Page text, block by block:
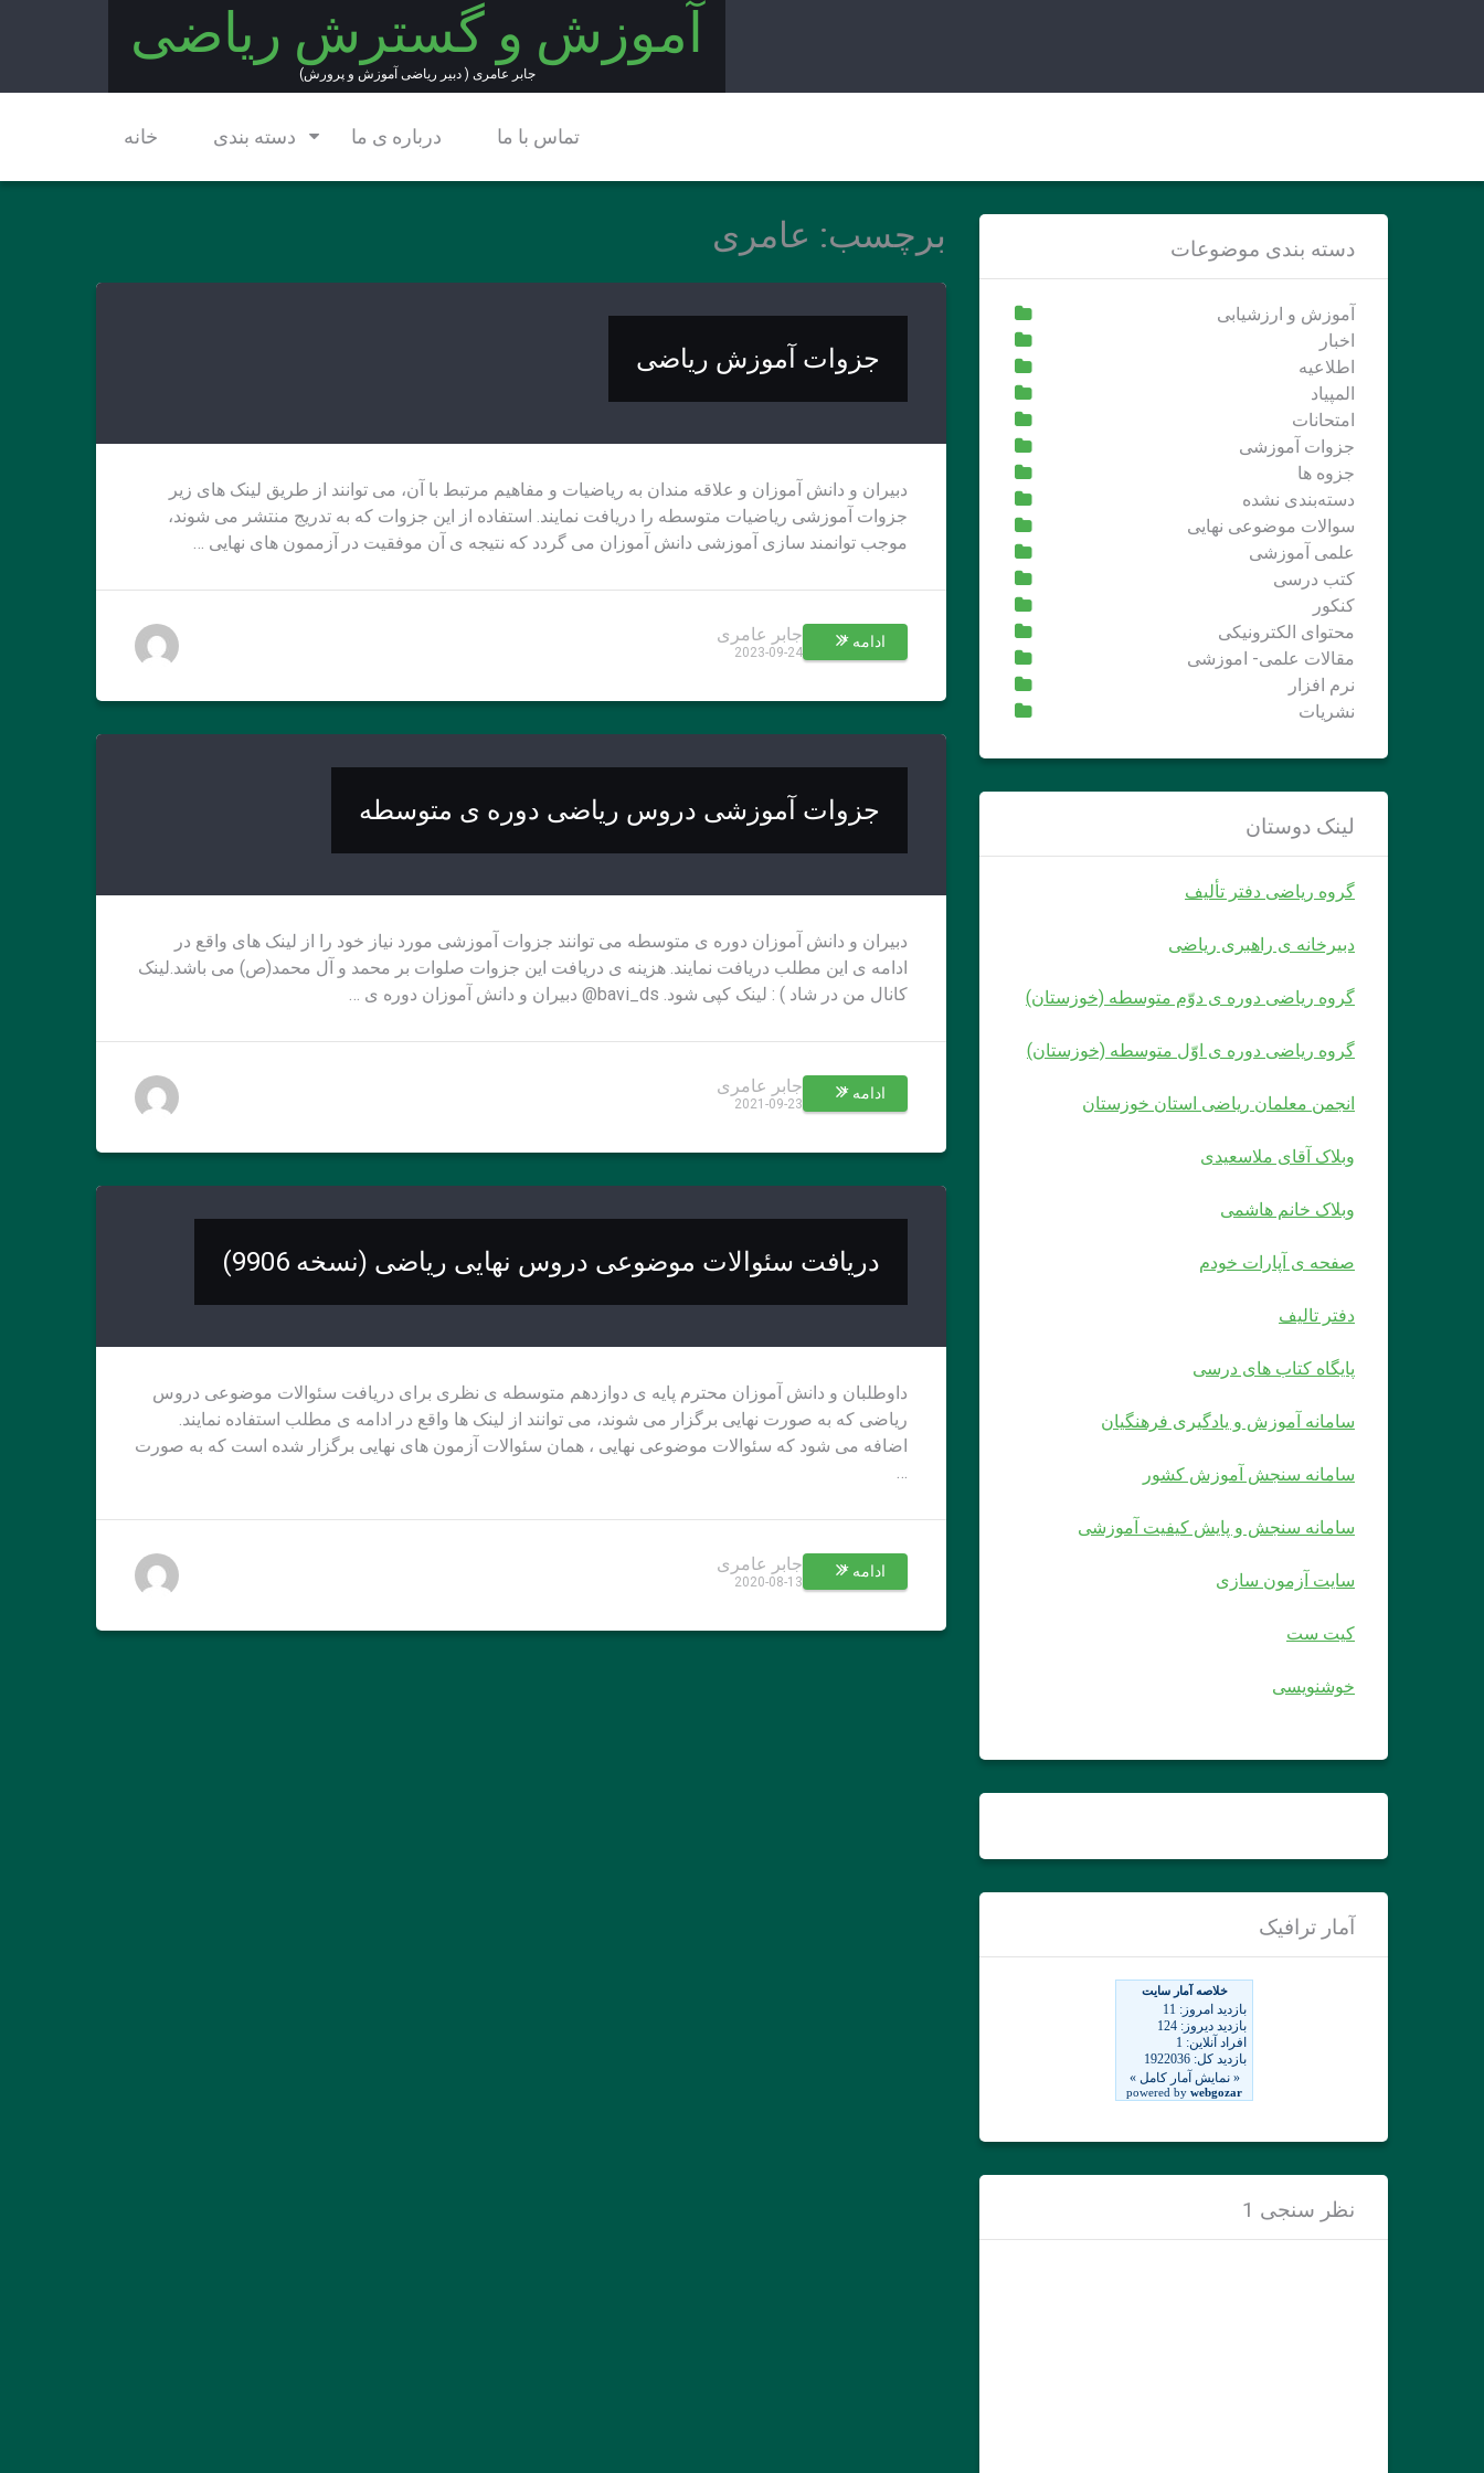
آموزش و گسترش ریاضی
جابر عامری ( دبیر ریاضی آموزش و پرورش)
خانه دسته بندی درباره ی ما تماس با ما
برچسب: عامری
جزوات آموزش ریاضی
دبیران و دانش آموزان و علاقه مندان به ریاضیات و مفاهیم مرتبط با آن، می توانند از طریق لینک های زیر
جزوات آموزشی ریاضیات متوسطه را دریافت نمایند. استفاده از این جزوات که به تدریج منتشر می شوند،
موجب توانمند سازی آموزشی دانش آموزان می گردد که نتیجه ی آن موفقیت در آزممون های نهایی …
ادامه * جابر عامری
2023-09-24
جزوات آموزشی دروس ریاضی دوره ی متوسطه
دبیران و دانش آموزان دوره ی متوسطه می توانند جزوات آموزشی مورد نیاز خود را از لینک های واقع در
ادامه ی این مطلب دریافت نمایند. هزینه ی دریافت این جزوات صلوات بر محمد و آل محمد(ص) می باشد.لینک
کانال من در شاد ) : لینک کپی شود. bavi_ds@ دبیران و دانش آموزان دوره ی …
ادامه * جابر عامری
2021-09-23
دریافت سئوالات موضوعی دروس نهایی ریاضی (نسخه 9906)
داوطلبان و دانش آموزان محترم پایه ی دوازدهم متوسطه ی نظری برای دریافت سئوالات موضوعی دروس
ریاضی که به صورت نهایی برگزار می شوند، می توانند از لینک ها واقع در ادامه ی مطلب استفاده نمایند.
اضافه می شود که سئوالات موضوعی نهایی ، همان سئوالات آزمون های نهایی برگزار شده است که به صورت
…
ادامه * جابر عامری
2020-08-13
دسته بندی موضوعات
آموزش و ارزشیابی
اخبار
اطلاعیه
المپیاد
امتحانات
جزوات آموزشی
جزوه ها
دسته‌بندی نشده
سوالات موضوعی نهایی
علمی آموزشی
کتب درسی
کنکور
محتوای الکترونیکی
مقالات علمی- اموزشی
نرم افزار
نشریات
لینک دوستان
گروه ریاضی دفتر تألیف
دبیرخانه ی راهبری ریاضی
گروه ریاضی دوره ی دوّم متوسطه (خوزستان)
گروه ریاضی دوره ی اوّل متوسطه (خوزستان)
انجمن معلمان ریاضی استان خوزستان
وبلاک آقای ملاسعیدی
وبلاک خانم هاشمی
صفحه ی آپارات خودم
دفتر تالیف
پایگاه کتاب های درسی
سامانه آموزش و یادگیری فرهنگیان
سامانه سنجش آموزش کشور
سامانه سنجش و پایش کیفیت آموزشی
سایت آزمون سازی
کیت ست
خوشنویسی
آمار ترافیک
نظر سنجی 1